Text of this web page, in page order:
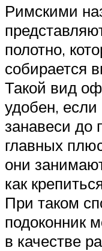
Меню
Римскими
полотно,
собирается
Такой вид
удобен,
занавеси до
главных
они
как
При таком
подоконник
в качестве